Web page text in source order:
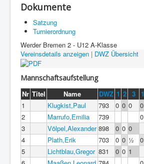
Dokumente
Satzung
Turnierordnung
Werder Bremen 2 - U12 A-Klasse
Vereinsdetails anzeigen | DWZ Übersicht
Mannschaftsaufstellung
Nr Titel Name DWZ 1 2 3 1
1
Klugkist,Paul 793 0 0 0 0
2
Marrufo,Emilia 739 0
3
Völpel,Alexander 898 0 0 0
4
Plath,Erik 703 0 0 ½ 0
5
Lichtblau,Gregor 831 0 0 1